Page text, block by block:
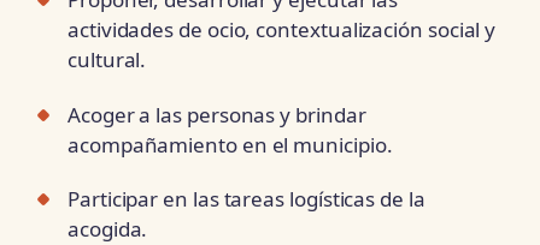
actividades de ocio, contextualización social y
cultural.
Acoger a las personas y brindar
acompañamiento en el municipio.
Participar en las tareas logísticas de la
acogida.